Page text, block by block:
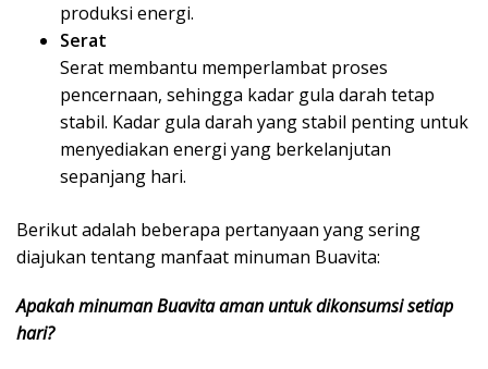
produksi energi.
Serat
Serat membantu memperlambat proses
pencernaan, sehingga kadar gula darah tetap
stabil. Kadar gula darah yang stabil penting untuk
menyediakan energi yang berkelanjutan
sepanjang hari.
Berikut adalah beberapa pertanyaan yang sering
diajukan tentang manfaat minuman Buavita:
Apakah minuman Buavita aman untuk dikonsumsi setiap
hari?